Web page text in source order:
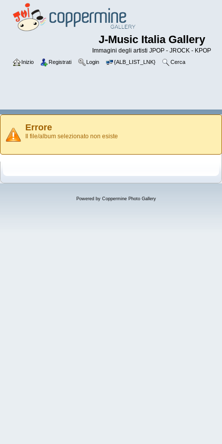
J-Music Italia Gallery
Immagini degli artisti JPOP - JROCK - KPOP
Inizio Registrati Login {ALB_LIST_LNK} Cerca
Errore
Il file/album selezionato non esiste
Powered by Coppermine Photo Gallery